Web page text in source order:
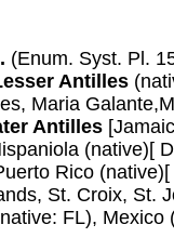
(Enum. Syst. Pl.
Antilles
Maria
Antilles
(native)[
Rico
St. Croix, St.
FL), Mexico